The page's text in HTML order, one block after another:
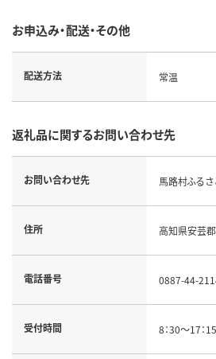
お申込み・配送・その他
配送方法 常温
返礼品に関するお問い合わせ先
お問い合わせ先 馬路村ふる
住所 高知県安芸
電話番号 0887-44-
受付時間 8：30～17：15